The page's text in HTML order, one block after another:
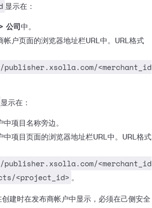
显示在：
公司 中。
帐户页面的浏览器地址栏URL中。URL格式
<merchant_id
显示在：
中项目名称旁边。
中项目页面的浏览器地址栏URL中。URL格式
<merchant_id
<project_id> 。
创建时在发布商帐户中显示，必须在己侧安全